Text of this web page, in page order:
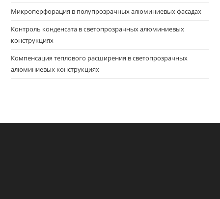
Микроперфорация в полупрозрачных алюминиевых фасадах
Контроль конденсата в светопрозрачных алюминиевых
конструкциях
Компенсация теплового расширения в светопрозрачных
алюминиевых конструкциях